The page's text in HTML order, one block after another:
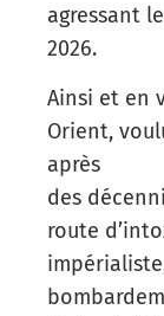
agressant
2026.
Ainsi et en
Orient,
après
des
route